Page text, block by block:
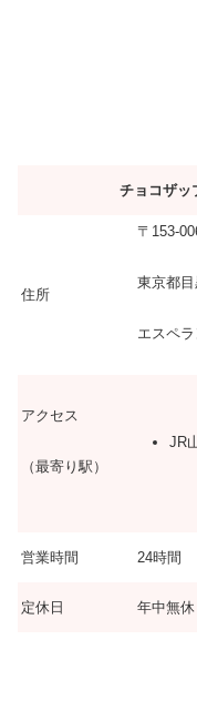
チョコザッ
住所
〒153-
東京都
エスペ
アクセス
（最寄り駅）
JR
営業時間 24時間
定休日 年中無休